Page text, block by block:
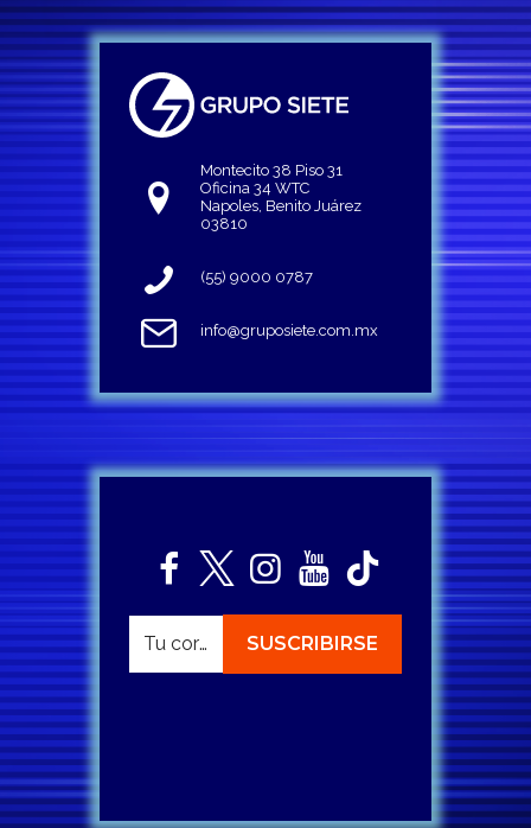
Montecito 38 Piso 31
Oficina 34 WTC
Napoles, Benito Juárez
03810
(55) 9000 0787
info@gruposiete.com.mx